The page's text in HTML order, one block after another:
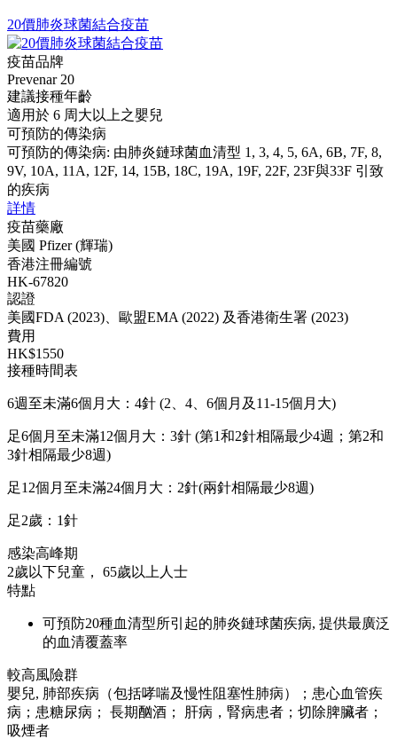
20價肺炎球菌結合疫苗
疫苗品牌
Prevenar 20
建議接種年齡
適用於 6 周大以上之嬰兒
可預防的傳染病
可預防的傳染病: 由肺炎鏈球菌血清型 1, 3, 4, 5, 6A, 6B, 7F, 8,
9V, 10A, 11A, 12F, 14, 15B, 18C, 19A, 19F, 22F, 23F與33F 引致
的疾病
詳情
疫苗藥廠
美國 Pfizer (輝瑞)
香港注冊編號
HK-67820
認證
美國FDA (2023)、歐盟EMA (2022) 及香港衛生署 (2023)
費用
HK$1550
接種時間表
6週至未滿6個月大：4針 (2、4、6個月及11-15個月大)
足6個月至未滿12個月大：3針 (第1和2針相隔最少4週；第2和
3針相隔最少8週)
足12個月至未滿24個月大：2針(兩針相隔最少8週)
足2歲：1針
感染高峰期
2歲以下兒童， 65歲以上人士
特點
可預防20種血清型所引起的肺炎鏈球菌疾病, 提供最廣泛
的血清覆蓋率
較高風險群
嬰兒, 肺部疾病（包括哮喘及慢性阻塞性肺病）；患心血管疾
病；患糖尿病； 長期酗酒； 肝病，腎病患者；切除脾臟者；
吸煙者